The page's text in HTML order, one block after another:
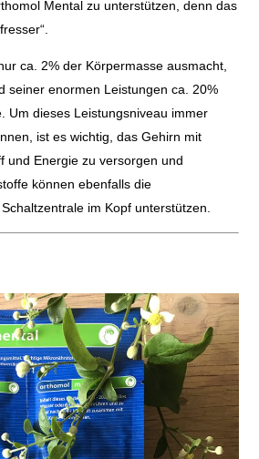
Mental zu unterstützen, denn das
ca. 2% der Körpermasse ausmacht,
seiner enormen Leistungen ca. 20%
Um dieses Leistungsniveau immer
ist es wichtig, das Gehirn mit
und Energie zu versorgen und
können ebenfalls die
im Kopf unterstützen.